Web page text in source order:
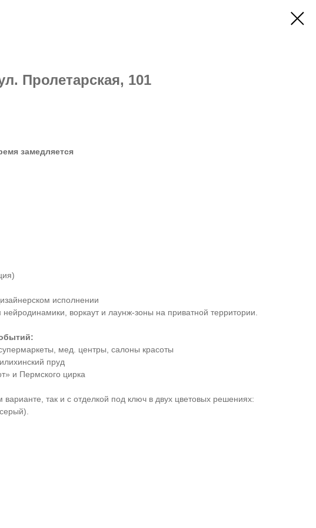
Пролетарская, 101
замедляется
исполнении
воркаут и лаунж-зоны на приватной территории.
мед. центры, салоны красоты
пруд
и Пермского цирка
так и с отделкой под ключ в двух цветовых решениях: